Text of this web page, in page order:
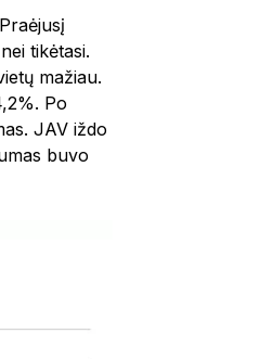
tikėtasi.
mažiau.
Po
JAV iždo
buvo